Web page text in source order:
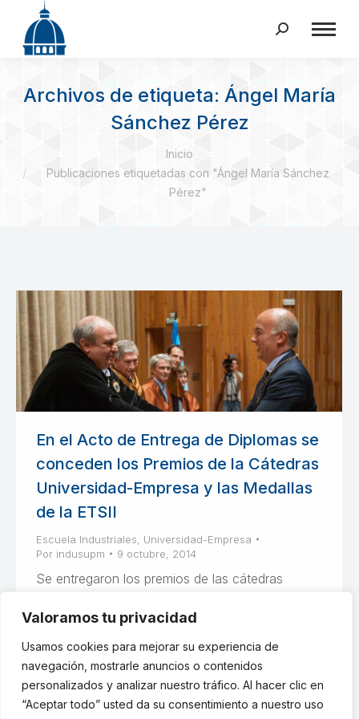
Valoramos tu privacidad
Usamos cookies para mejorar su experiencia de
navegación, mostrarle anuncios o contenidos
personalizados y analizar nuestro tráfico. Al hacer clic en
“Aceptar todo” usted da su consentimiento a nuestro uso
Buscar:
Archivos de etiqueta: Ángel María
Sánchez Pérez
Inicio
Publicaciones etiquetadas con "Ángel María Sánchez
Pérez"
En el Acto de Entrega de Diplomas se
conceden los Premios de la Cátedras
Universidad-Empresa y las Medallas
de la ETSII
Escuela Industriales
Universidad-Empresa
Por indusupm 9 octubre, 2014
Se entregaron los premios de las cátedras
fundaciones Repsol y Elecnor además de las
medallas de Escuela Industriales UPM